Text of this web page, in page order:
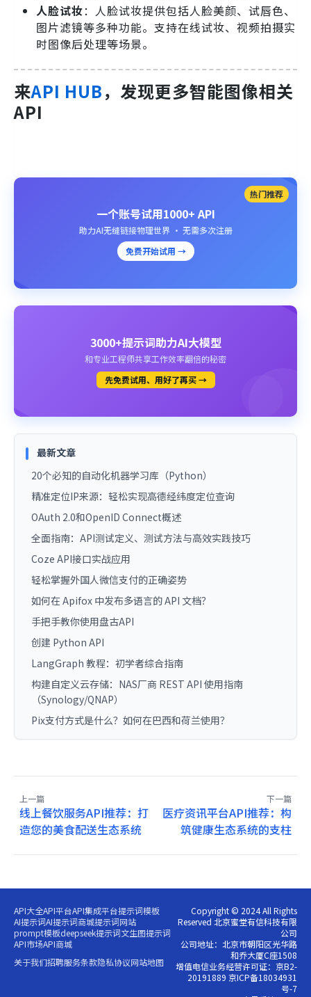
人脸试妆：人脸试妆提供包括人脸美颜、试唇色、
图片滤镜等多种功能。支持在线试妆、视频拍摄实
时图像后处理等场景。
来API HUB，发现更多智能图像相关
API
热门推荐
一个账号试用1000+ API
助力AI无缝链接物理世界 · 无需多次注册
免费开始试用 →
3000+提示词助力AI大模型
和专业工程师共享工作效率翻倍的秘密
先免费试用、用好了再买 →
最新文章
20个必知的自动化机器学习库（Python）
精准定位IP来源：轻松实现高德经纬度定位查询
OAuth 2.0和OpenID Connect概述
全面指南：API测试定义、测试方法与高效实践技巧
Coze API接口实战应用
轻松掌握外国人微信支付的正确姿势
如何在 Apifox 中发布多语言的 API 文档？
手把手教你使用盘古API
创建 Python API
LangGraph 教程：初学者综合指南
构建自定义云存储：NAS厂商 REST API 使用指南
（Synology/QNAP）
Pix支付方式是什么？如何在巴西和荷兰使用？
上一篇
线上餐饮服务API推荐：打
造您的美食配送生态系统
下一篇
医疗资讯平台API推荐：构
筑健康生态系统的支柱
API大全API平台API集成平台提示词模板
AI提示词AI提示词商城提示词网站
prompt模板deepseek提示词文生图提示词
API市场API商城
关于我们招聘服务条款隐私协议网站地图
Copyright © 2024 All Rights
Reserved 北京蜜堂有信科技有限
公司
公司地址：北京市朝阳区光华路
和乔大厦C座1508
增值电信业务经营许可证：京B2-
20191889 京ICP备18034931
号-7